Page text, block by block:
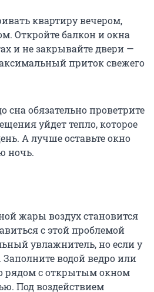
квартиру вечером,
Откройте балкон и окна
и не закрывайте двери —
приток свежего
сна обязательно проветрите
уйдет тепло, которое
А лучше оставьте окно
ночь.
жары воздух становится
с этой проблемой
увлажнитель, но если у
Заполните водой ведро или
рядом с открытым окном
Под воздействием